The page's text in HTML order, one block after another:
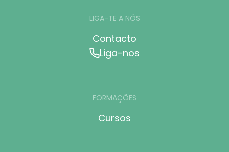
LIGA-TE A NÓS
Contacto
Liga-nos
FORMAÇÕES
Cursos